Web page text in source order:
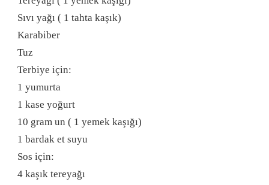
Sıvı yağı ( 1 tahta kaşık)
Karabiber
Tuz
Terbiye için:
1 yumurta
1 kase yoğurt
10 gram un ( 1 yemek kaşığı)
1 bardak et suyu
Sos için:
4 kaşık tereyağı